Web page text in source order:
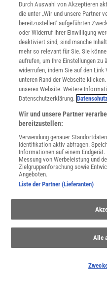
WEITERE
Spektrum.de-
JETZT
Sie können unsere Newsletter jederzeit
mit Ihren personenbezogenen Daten
Durch Auswahl von Akzeptieren
die unter „Wir und unsere Partner
bereitzustellen“ aufgeführten
oder Widerruf Ihrer Einwilligung
deaktiviert sind, sind manche
mehr so relevant für Sie. Sie
aufrufen, um Ihre Einstellungen zu
widerrufen, indem Sie auf den
unteren Rand der Webseite
unseres Website. Weitere
Datenschutzerklärung.
Wir und unsere Partner
bereitzustellen:
Verwendung genauer
Identifikation aktiv abfragen.
Informationen auf einem
Messung von Werbeleistung und
Zielgruppenforschung sowie
Angeboten.
Liste der Partner (Lieferanten)
Alle